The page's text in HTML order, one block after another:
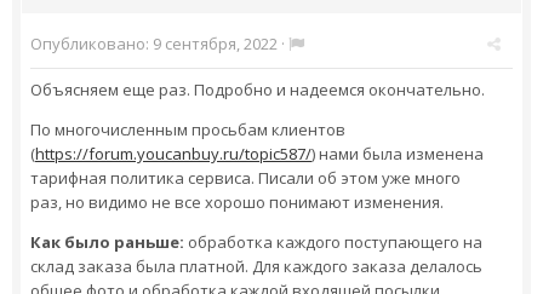
Опубликовано: 9 сентября, 2022 ·
Объясняем еще раз. Подробно и надеемся окончательно.
По многочисленным просьбам клиентов
(https://forum.youcanbuy.ru/topic587/) нами была изменена
тарифная политика сервиса. Писали об этом уже много
раз, но видимо не все хорошо понимают изменения.
Как было раньше: обработка каждого поступающего на
склад заказа была платной. Для каждого заказа делалось